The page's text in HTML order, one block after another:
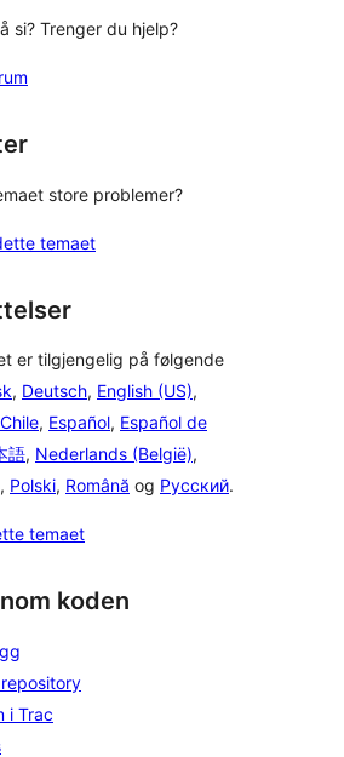
si? Trenger du hjelp?
store problemer?
temaet
er tilgjengelig på følgende
, Deutsch, English (US),
, Español, Español de
語, Nederlands (België),
, Polski, Română og Русский.
temaet
koden
i Trac